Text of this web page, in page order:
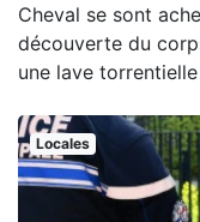
Cheval se sont
découverte du
une lave
Locales